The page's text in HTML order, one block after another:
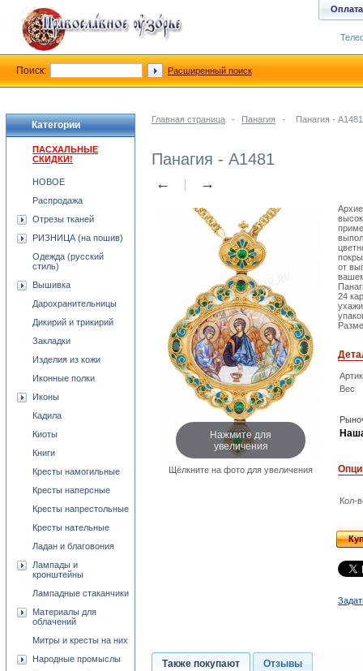
Главная страница - Панагия - Панагия - A1481
Панагия - A1481
← →
Нажмите для
увеличения
Щёлкните на фото для увеличения
от
24
Вес
Кол-
Также покупают Отзывы
Категории
ПАСХАЛЬНЫЕ
СКИДКИ!
НОВОЕ
Распродажа
Отрезы тканей
РИЗНИЦА (на пошив)
Одежда (русский
стиль)
Вышивка
Дарохранительницы
Дикирий и трикирий
Закладки
Изделия из кожи
Иконные полки
Иконы
Кадила
Киоты
Книги
Кресты намогильные
Кресты наперсные
Кресты напрестольные
Кресты нательные
Ладан и благовония
Лампады и
кронштейны
Лампадные стаканчики
Материалы для
облачений
Митры и кресты на них
Народные промыслы
Оплата
Поиск: Расширенный поиск